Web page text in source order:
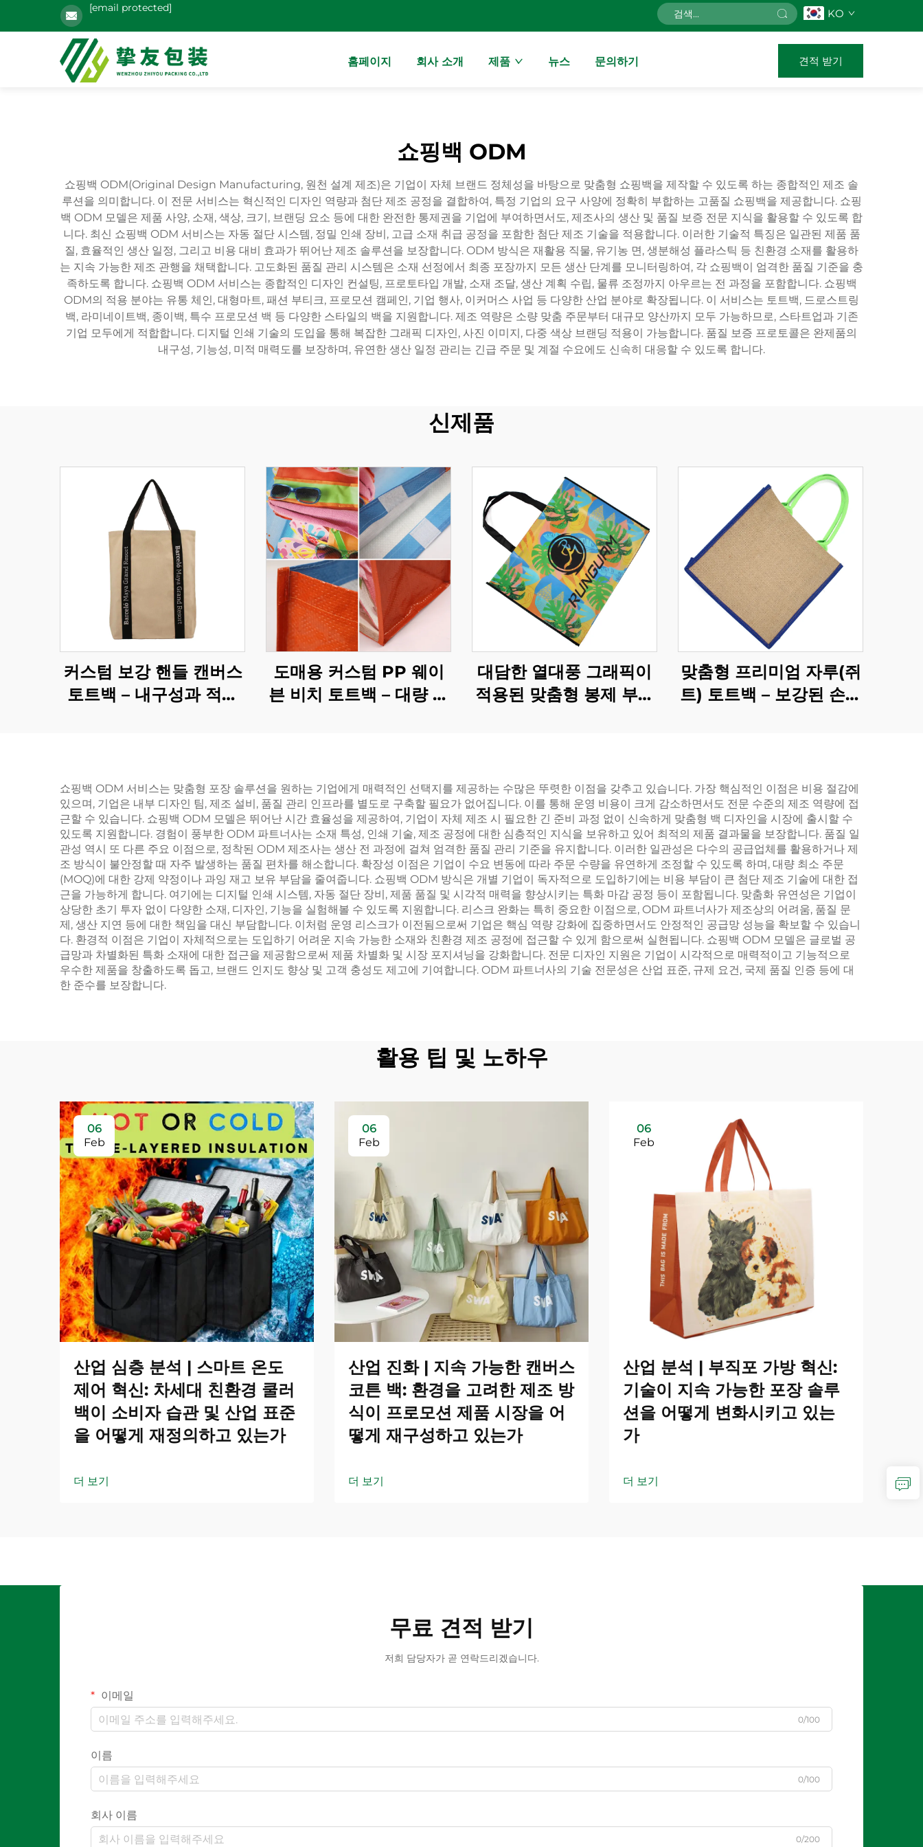
[email protected] KO
홈페이지 회사 소개 제품 뉴스 문의하기 견적 받기
쇼핑백 ODM
쇼핑백 ODM(Original Design Manufacturing, 원천 설계 제조)은 기업이 자체 브랜드 정체성을 바탕으로 맞춤형 쇼핑백을 제작할 수 있도록 하는 종합적인 제조 솔
루션을 의미합니다. 이 전문 서비스는 혁신적인 디자인 역량과 첨단 제조 공정을 결합하여, 특정 기업의 요구 사양에 정확히 부합하는 고품질 쇼핑백을 제공합니다. 쇼핑
백 ODM 모델은 제품 사양, 소재, 색상, 크기, 브랜딩 요소 등에 대한 완전한 통제권을 기업에 부여하면서도, 제조사의 생산 및 품질 보증 전문 지식을 활용할 수 있도록 합
니다. 최신 쇼핑백 ODM 서비스는 자동 절단 시스템, 정밀 인쇄 장비, 고급 소재 취급 공정을 포함한 첨단 제조 기술을 적용합니다. 이러한 기술적 특징은 일관된 제품 품
질, 효율적인 생산 일정, 그리고 비용 대비 효과가 뛰어난 제조 솔루션을 보장합니다. ODM 방식은 재활용 직물, 유기농 면, 생분해성 플라스틱 등 친환경 소재를 활용하
는 지속 가능한 제조 관행을 채택합니다. 고도화된 품질 관리 시스템은 소재 선정에서 최종 포장까지 모든 생산 단계를 모니터링하여, 각 쇼핑백이 엄격한 품질 기준을 충
족하도록 합니다. 쇼핑백 ODM 서비스는 종합적인 디자인 컨설팅, 프로토타입 개발, 소재 조달, 생산 계획 수립, 물류 조정까지 아우르는 전 과정을 포함합니다. 쇼핑백
ODM의 적용 분야는 유통 체인, 대형마트, 패션 부티크, 프로모션 캠페인, 기업 행사, 이커머스 사업 등 다양한 산업 분야로 확장됩니다. 이 서비스는 토트백, 드로스트링
백, 라미네이트백, 종이백, 특수 프로모션 백 등 다양한 스타일의 백을 지원합니다. 제조 역량은 소량 맞춤 주문부터 대규모 양산까지 모두 가능하므로, 스타트업과 기존
기업 모두에게 적합합니다. 디지털 인쇄 기술의 도입을 통해 복잡한 그래픽 디자인, 사진 이미지, 다중 색상 브랜딩 적용이 가능합니다. 품질 보증 프로토콜은 완제품의
내구성, 기능성, 미적 매력도를 보장하며, 유연한 생산 일정 관리는 긴급 주문 및 계절 수요에도 신속히 대응할 수 있도록 합니다.
신제품
커스텀 보강 핸들 캔버스
토트백 – 내구성과 적재
도매용 커스텀 PP 웨이
븐 비치 토트백 – 대량 구
대담한 열대풍 그래픽이
적용된 맞춤형 봉제 부직
맞춤형 프리미엄 자루(쥐
트) 토트백 – 보강된 손잡
쇼핑백 ODM 서비스는 맞춤형 포장 솔루션을 원하는 기업에게 매력적인 선택지를 제공하는 수많은 뚜렷한 이점을 갖추고 있습니다. 가장 핵심적인 이점은 비용 절감에
있으며, 기업은 내부 디자인 팀, 제조 설비, 품질 관리 인프라를 별도로 구축할 필요가 없어집니다. 이를 통해 운영 비용이 크게 감소하면서도 전문 수준의 제조 역량에 접
근할 수 있습니다. 쇼핑백 ODM 모델은 뛰어난 시간 효율성을 제공하여, 기업이 자체 제조 시 필요한 긴 준비 과정 없이 신속하게 맞춤형 백 디자인을 시장에 출시할 수
있도록 지원합니다. 경험이 풍부한 ODM 파트너사는 소재 특성, 인쇄 기술, 제조 공정에 대한 심층적인 지식을 보유하고 있어 최적의 제품 결과물을 보장합니다. 품질 일
관성 역시 또 다른 주요 이점으로, 정착된 ODM 제조사는 생산 전 과정에 걸쳐 엄격한 품질 관리 기준을 유지합니다. 이러한 일관성은 다수의 공급업체를 활용하거나 제
조 방식이 불안정할 때 자주 발생하는 품질 편차를 해소합니다. 확장성 이점은 기업이 수요 변동에 따라 주문 수량을 유연하게 조정할 수 있도록 하며, 대량 최소 주문
(MOQ)에 대한 강제 약정이나 과잉 재고 보유 부담을 줄여줍니다. 쇼핑백 ODM 방식은 개별 기업이 독자적으로 도입하기에는 비용 부담이 큰 첨단 제조 기술에 대한 접
근을 가능하게 합니다. 여기에는 디지털 인쇄 시스템, 자동 절단 장비, 제품 품질 및 시각적 매력을 향상시키는 특화 마감 공정 등이 포함됩니다. 맞춤화 유연성은 기업이
상당한 초기 투자 없이 다양한 소재, 디자인, 기능을 실험해볼 수 있도록 지원합니다. 리스크 완화는 특히 중요한 이점으로, ODM 파트너사가 제조상의 어려움, 품질 문
제, 생산 지연 등에 대한 책임을 대신 부담합니다. 이처럼 운영 리스크가 이전됨으로써 기업은 핵심 역량 강화에 집중하면서도 안정적인 공급망 성능을 확보할 수 있습니
다. 환경적 이점은 기업이 자체적으로는 도입하기 어려운 지속 가능한 소재와 친환경 제조 공정에 접근할 수 있게 함으로써 실현됩니다. 쇼핑백 ODM 모델은 글로벌 공
급망과 차별화된 특화 소재에 대한 접근을 제공함으로써 제품 차별화 및 시장 포지셔닝을 강화합니다. 전문 디자인 지원은 기업이 시각적으로 매력적이고 기능적으로
우수한 제품을 창출하도록 돕고, 브랜드 인지도 향상 및 고객 충성도 제고에 기여합니다. ODM 파트너사의 기술 전문성은 산업 표준, 규제 요건, 국제 품질 인증 등에 대
한 준수를 보장합니다.
활용 팁 및 노하우
06
Feb
산업 심층 분석 | 스마트 온도
제어 혁신: 차세대 친환경 쿨러
백이 소비자 습관 및 산업 표준
을 어떻게 재정의하고 있는가
더 보기
06
Feb
산업 진화 | 지속 가능한 캔버스
코튼 백: 환경을 고려한 제조 방
식이 프로모션 제품 시장을 어
떻게 재구성하고 있는가
더 보기
06
Feb
산업 분석 | 부직포 가방 혁신:
기술이 지속 가능한 포장 솔루
션을 어떻게 변화시키고 있는
가
더 보기
무료 견적 받기
저희 담당자가 곧 연락드리겠습니다.
이메일
0/100
이름
0/100
회사 이름
0/200